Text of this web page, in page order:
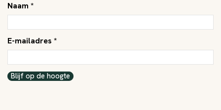
Naam *
E-mailadres *
Blijf op de hoogte